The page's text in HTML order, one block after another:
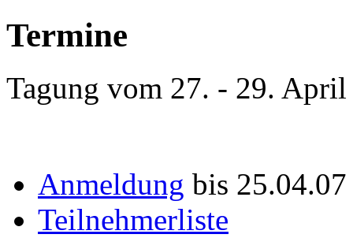
Termine
Tagung vom 27. - 29.
Anmeldung bis
Teilnehmerliste